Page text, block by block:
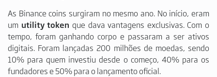
As Binance coins surgiram no mesmo ano. No início, eram
um utility token que dava vantagens exclusivas. Com o
tempo, foram ganhando corpo e passaram a ser ativos
digitais. Foram lançadas 200 milhões de moedas, sendo
10% para quem investiu desde o começo, 40% para os
fundadores e 50% para o lançamento oficial.